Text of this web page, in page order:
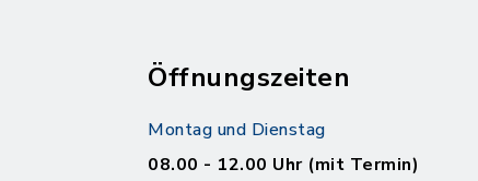
Öffnungszeiten
Montag und Dienstag
08.00 - 12.00 Uhr (mit Termin)